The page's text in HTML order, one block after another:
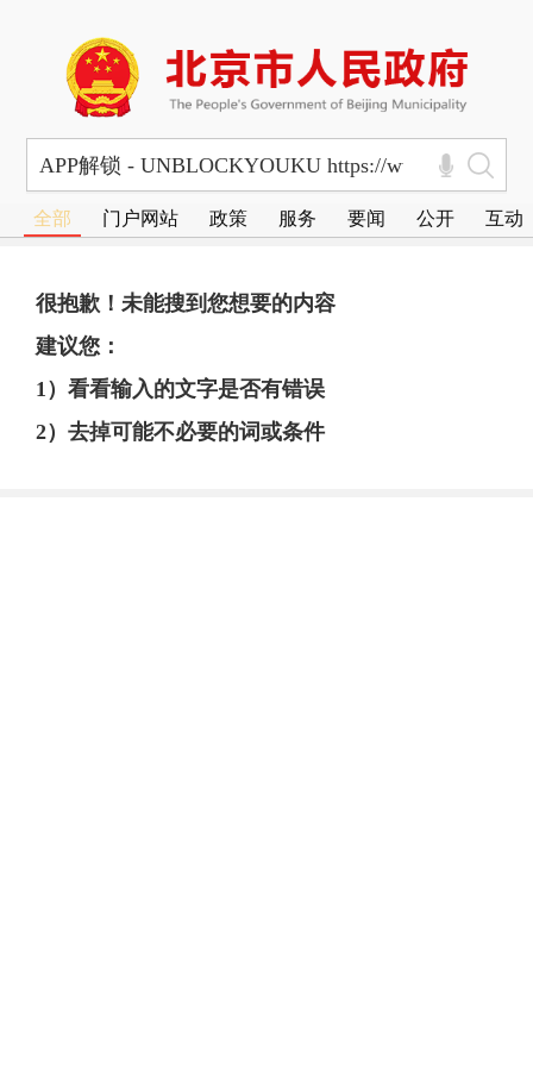
全部 门户网站 政策 服务 要闻 公开 互动
很抱歉！未能搜到您想要的内容
建议您：
1）看看输入的文字是否有错误
2）去掉可能不必要的词或条件